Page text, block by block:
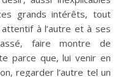
grands intérêts, tout
à l’autre et à ses
faire montre de
parce que, lui venir en
regarder l’autre tel un